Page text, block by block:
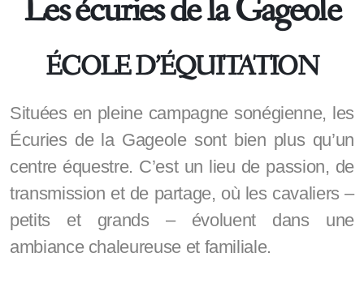
Les écuries de la Gageole
ÉCOLE D’ÉQUITATION
Situées en pleine campagne sonégienne, les
Écuries de la Gageole sont bien plus qu’un
centre équestre. C’est un lieu de passion, de
transmission et de partage, où les cavaliers –
petits et grands – évoluent dans une
ambiance chaleureuse et familiale.